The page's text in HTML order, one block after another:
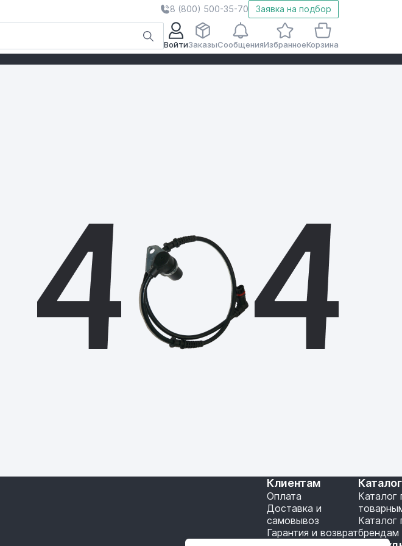
8 (800) 500-35-70 Заявка на подбор
ВойтиЗаказыСообщенияИзбранноеКорзина
Клиентам
Оплата
Доставка и
самовывоз
Гарантия и возврат
Каталог
Каталог
брендам